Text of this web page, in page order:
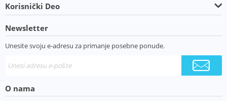
Korisnički Deo
Newsletter
Unesite svoju e-adresu za primanje posebne ponude.
O nama